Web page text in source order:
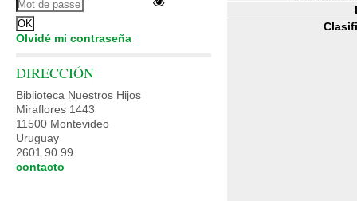
Olvidé mi contraseña
DIRECCIÓN
Biblioteca Nuestros Hijos
Miraflores 1443
11500 Montevideo
Uruguay
2601 90 99
contacto